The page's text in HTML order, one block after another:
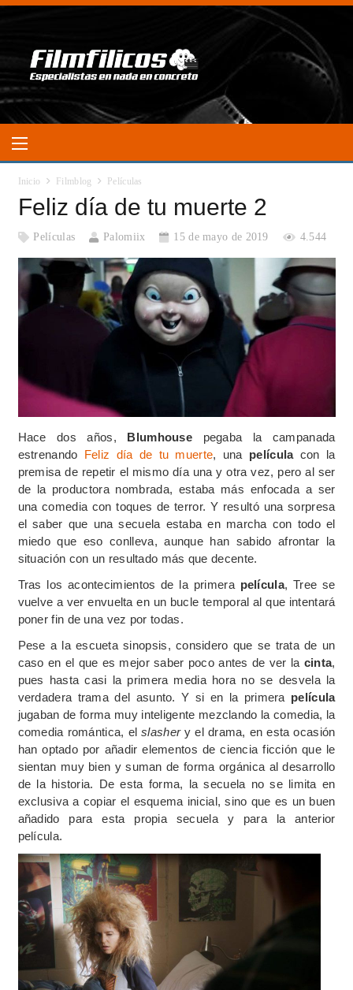
Inicio Filmblog Películas
Feliz día de tu muerte 2
Películas Palomiix 15 de mayo de 2019 4.544
Hace dos años, Blumhouse pegaba la campanada
estrenando Feliz día de tu muerte, una películacon la
premisa de repetir el mismo día una y otra vez, pero al ser
de la productora nombrada, estaba más enfocada a ser
una comedia con toques de terror. Y resultó una sorpresa
el saber que una secuela estaba en marcha con todo el
miedo que eso conlleva, aunque han sabido afrontar la
situación con un resultado más que decente.
Tras los acontecimientos de la primera película, Tree se
vuelve a ver envuelta en un bucle temporal al que intentará
poner fin de una vez por todas.
Pese a la escueta sinopsis, considero que se trata de un
caso en el que es mejor saber poco antes de ver la cinta,
pues hasta casi la primera media hora no se desvela la
verdadera trama del asunto. Y si en la primera película
jugaban de forma muy inteligente mezclando la comedia, la
comedia romántica, elslashery el drama, en esta ocasión
han optado por añadir elementos de ciencia ficción que le
sientan muy bien y suman de forma orgánica al desarrollo
de la historia. De esta forma, la secuela no se limita en
exclusiva a copiar el esquema inicial, sino que es un buen
añadido para esta propia secuela y para la anterior
película.